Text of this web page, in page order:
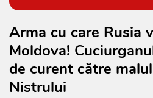
Arma cu care Rusia
Moldova!
de curent către
Nistrului